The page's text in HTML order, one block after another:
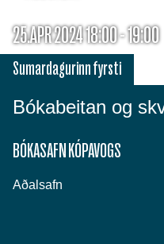
25.APR 2024 18:00 - 19:00
Bókabeitan og
Sumardagurinn fyrsti
BÓKASAFN KÓPAVOGS
Aðalsafn